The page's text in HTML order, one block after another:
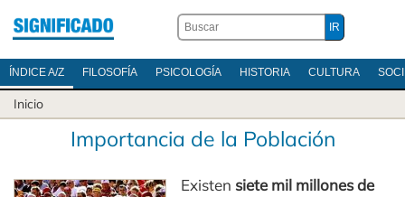
ÍNDICE A/Z FILOSOFÍA PSICOLOGÍA HISTORIA CULTURA
Inicio
Importancia de la Población
Existen siete mil millones de